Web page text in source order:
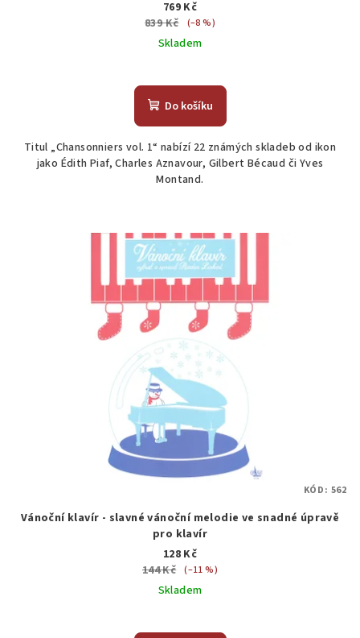
769 Kč
839 Kč
(–8 %)
Skladem
Do košíku
Titul „Chansonniers vol. 1“ nabízí 22 známých skladeb od ikon
jako Édith Piaf, Charles Aznavour, Gilbert Bécaud či Yves
Montand.
Vánoční klavír - slavné vánoční melodie ve snadné úpravě
pro klavír
128 Kč
144 Kč (–11 %)
Skladem
KÓD: 562